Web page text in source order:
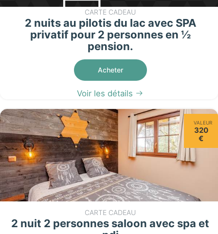
CARTE CADEAU
2 nuits au pilotis du lac avec SPA
privatif pour 2 personnes en ½
pension.
Acheter
Voir les détails
VALEUR
320
€
CARTE CADEAU
2 nuit 2 personnes saloon avec spa et